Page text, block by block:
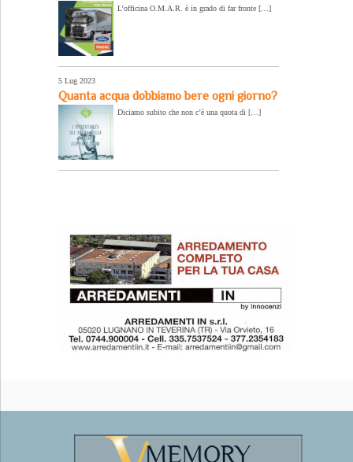
L’officina O.M.A.R. è in grado di far fronte […]
5 Lug 2023
Quanta acqua dobbiamo bere ogni giorno?
Diciamo subito che non c’è una quota di […]